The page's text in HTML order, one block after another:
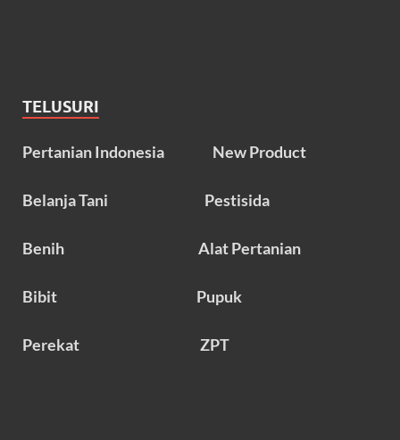
TELUSURI
Pertanian Indonesia New Product
Belanja Tani Pestisida
Benih Alat Pertanian
Bibit Pupuk
Perekat ZPT